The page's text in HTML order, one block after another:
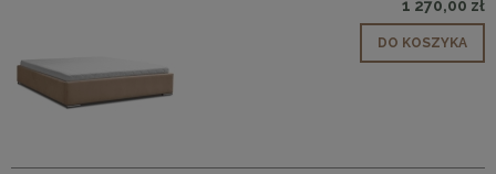
1 270,00 zł
DO KOSZYKA